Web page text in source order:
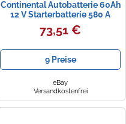
Continental Autobatterie 60Ah
12 V Starterbatterie 580 A
Bleisäure Batterie Auto
73,51 €
9 Preise
eBay
Versandkostenfrei